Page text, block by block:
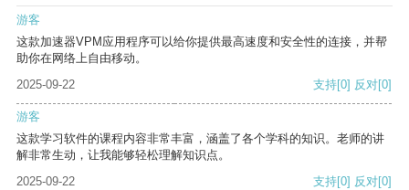
游客
这款加速器VPM应用程序可以给你提供最高速度和安全性的连接，并帮
助你在网络上自由移动。
2025-09-22
支持[0] 反对[0]
游客
这款学习软件的课程内容非常丰富，涵盖了各个学科的知识。老师的讲
解非常生动，让我能够轻松理解知识点。
2025-09-22
支持[0] 反对[0]